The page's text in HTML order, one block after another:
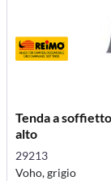
Tenda a
alto
29213
Voho, grigio